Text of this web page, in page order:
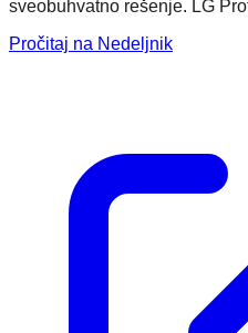
sveobuhvatno rešenje. LG
Pročitaj na Nedeljnik